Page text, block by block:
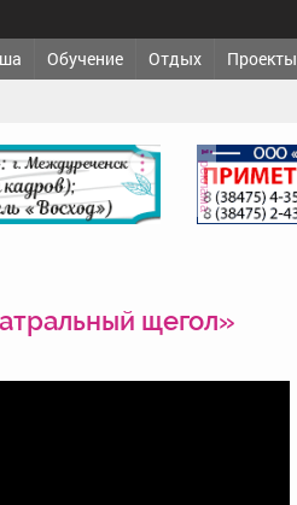
Обучение Отдых Проекты
реклама
щегол»